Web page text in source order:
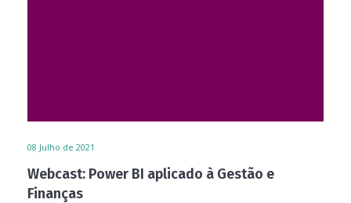
08 Julho de 2021
Webcast: Power BI aplicado à Gestão e
Finanças